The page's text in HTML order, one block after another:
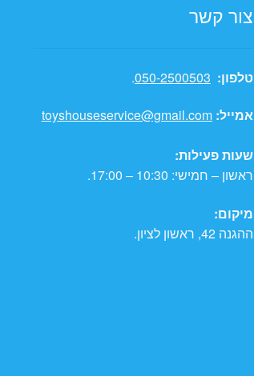
צור קשר
טלפון: 050-2500503
.
אמייל: toyshouseservice@gmail.com
שעות פעילות:
ראשון – חמישי: 10:30 – 17:00.
מיקום:
ההגנה 42, ראשון לציון.